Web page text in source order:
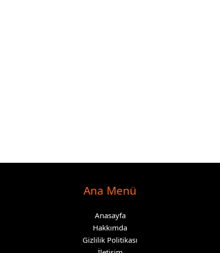
Ana Menü
Anasayfa
Hakkımda
Gizlilik Politikası